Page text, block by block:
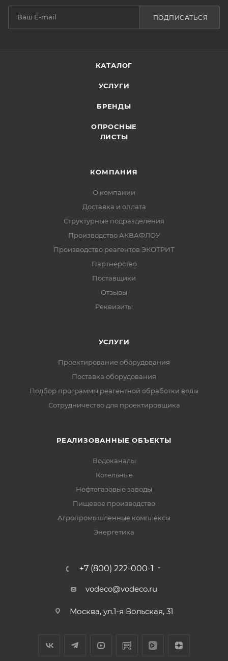
ПОДПИСАТЬСЯ
КАТАЛОГ
УСЛУГИ
БРЕНДЫ
ОПРОСНЫЕ
ЛИСТЫ
КОМПАНИЯ
О компании
Доставка и оплата
Структурные подразделения
Производство АКВАФЛОУ
Производство реагентов ЭКОТРИТ
Партнерство
Поставщики
Отзывы
Реквизиты
УСЛУГИ
Проектирование оборудования
Поставка оборудования
Подбор программы реагентной обработки воды
Сотрудничество для проектировщика
РЕАЛИЗОВАННЫЕ ОБЪЕКТЫ
Водоканалы
Котельные
Нефтегазовые заводы
Пищевое производство
Агропромышленные комплексы
Энергетика
+7 (800) 222-000-1
vodeco@vodeco.ru
Москва, ул.1-я Вольская, 31